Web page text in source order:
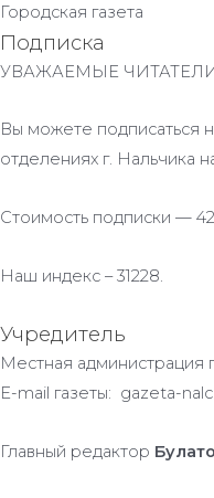
Городская газета
Подписка
УВАЖАЕМЫЕ
Вы можете подписаться
отделениях г. Нальчика
Стоимость подписки —
Наш индекс – 31228.
Учредитель
Местная администрация
E-mail газеты: gazeta-
Главный редактор